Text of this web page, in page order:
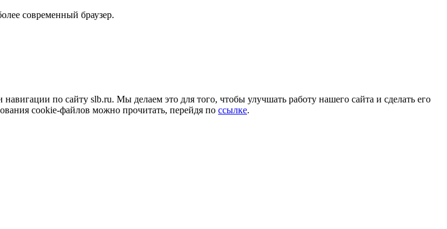
современный браузер.
по сайту slb.ru. Мы делаем это для того, чтобы улучшать работу нашего сайта и сделать его
cookie-файлов можно прочитать, перейдя по ссылке.